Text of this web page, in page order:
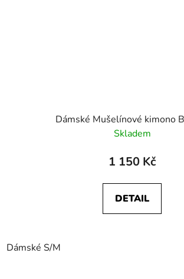
Dámské Mušelínové kimono
Skladem
1 150 Kč
DETAIL
Dámské S/M